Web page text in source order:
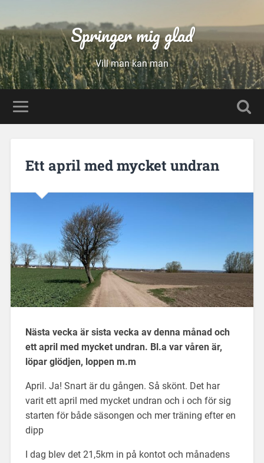
Springer mig glad
Vill man kan man
Ett april med mycket undran
Nästa vecka är sista vecka av denna månad och
ett april med mycket undran. Bl.a var våren är,
löpar glödjen, loppen m.m
April. Ja! Snart är du gången. Så skönt. Det har
varit ett april med mycket undran och i och för sig
starten för både säsongen och mer träning efter en
dipp
I dag blev det 21,5km in på kontot och månadens